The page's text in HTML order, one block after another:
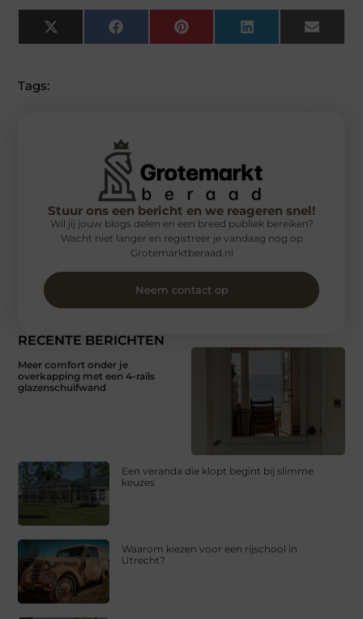
X
(Twitter)
FacebookPinterest LinkedIn Email
Tags:
RECENTE BERICHTEN
Meer comfort onder je
overkapping met een 4-rails
glazenschuifwand
Een veranda die klopt begint bij slimme
keuzes
Waarom kiezen voor een rijschool in
Utrecht?
Stuur ons een bericht en we reageren snel!
Wil jij jouw blogs delen en een breed publiek bereiken?
Wacht niet langer en registreer je vandaag nog op
Grotemarktberaad.nl
Neem contact op